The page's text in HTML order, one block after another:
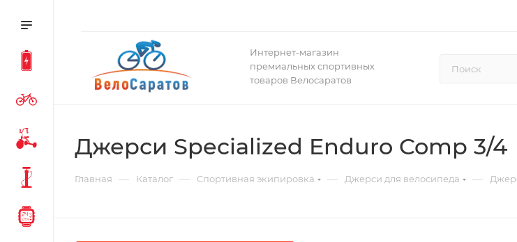
Интернет-магазин
премиальных спортивных
товаров Велосаратов
Джерси Specialized Enduro Comp 3/4
Главная — Каталог — Спортивная экипировка — Джерси для велосипеда —